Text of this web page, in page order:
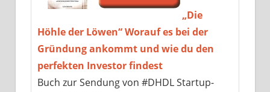
„Die
Höhle der Löwen“ Worauf es bei der
Gründung ankommt und wie du den
perfekten Investor findest
Buch zur Sendung von #DHDL Startup-